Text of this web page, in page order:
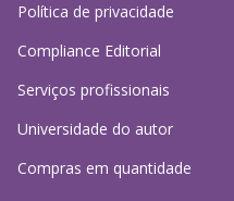
Política de privacidade
Compliance Editorial
Serviços profissionais
Universidade do autor
Compras em quantidade